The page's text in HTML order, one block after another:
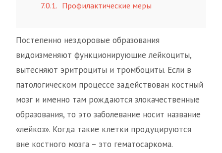
7.0.1
Профилактические меры
Постепенно нездоровые образования
видоизменяют функционирующие лейкоциты,
вытесняют эритроциты и тромбоциты. Если в
патологическом процессе задействован костный
мозг и именно там рождаются злокачественные
образования, то это заболевание носит название
«лейкоз». Когда такие клетки продуцируются
вне костного мозга – это гематосаркома.